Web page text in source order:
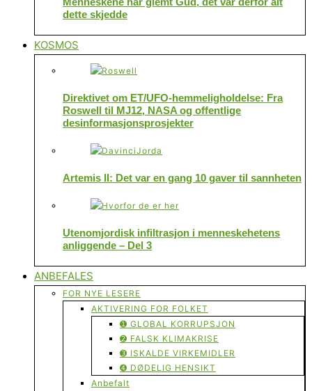
dette skjedde
KOSMOS
Direktivet om ET/UFO-hemmeligholdelse: Fra
Roswell til MJ12, NASA og offentlige
desinformasjonsprosjekter
Artemis II: Det var en gang 10 gaver til sannheten
Utenomjordisk infiltrasjon i menneskehetens
anliggende – Del 3
ANBEFALES
FOR NYE LESERE
AKTIVERING FOR FOLKET
➊ GLOBAL KORRUPSJON
➋ FALSK KLIMAKRISE
➌ ISKALDE VIRKEMIDLER
➍ DØDELIG HENSIKT
Anbefalt